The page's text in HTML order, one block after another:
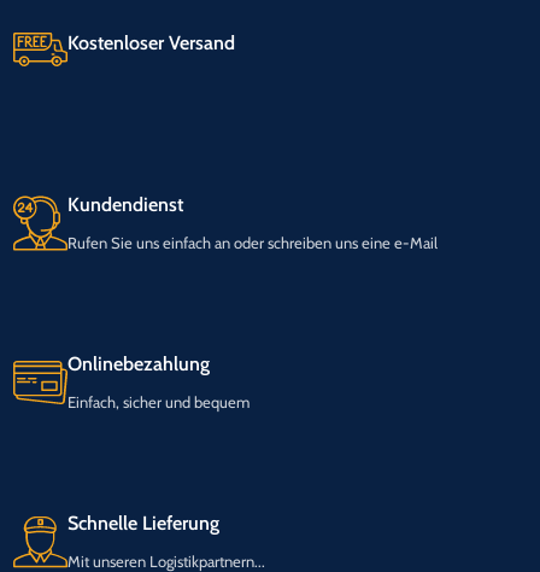
Kostenloser Versand
Kundendienst
Rufen Sie uns einfach an oder schreiben uns eine e-Mail
Onlinebezahlung
Einfach, sicher und bequem
Schnelle Lieferung
Mit unseren Logistikpartnern...